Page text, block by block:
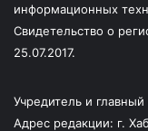
информационных
Свидетельство о
25.07.2017.
Учредитель и
Адрес редакции: г.